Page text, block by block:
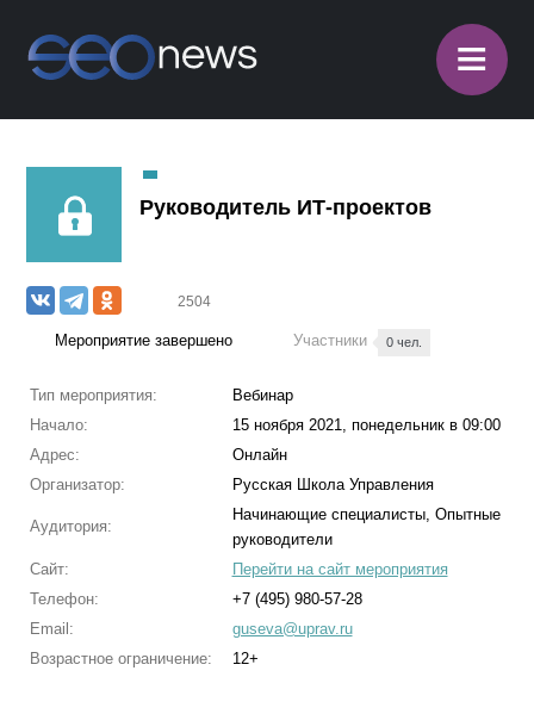
≡
Руководитель ИТ-проектов
2504
Мероприятие завершено Участники 0 чел.
Тип мероприятия:
Вебинар
Начало:
15 ноября 2021, понедельник в 09:00
Адрес:
Онлайн
Организатор:
Русская Школа Управления
Аудитория:
Начинающие специалисты, Опытные
руководители
Сайт:
Перейти на сайт мероприятия
Телефон:
+7 (495) 980-57-28
Email:
guseva@uprav.ru
Возрастное ограничение:
12+